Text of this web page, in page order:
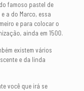
famoso pastel de
a do Marco, essa
e para colocar o
ainda em 1500.
existem vários
e da linda
você que irá se